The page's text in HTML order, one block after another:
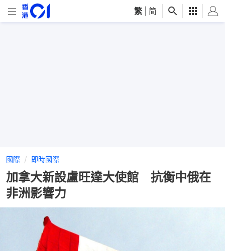
繁 简
國際 即時國際
加拿大新設盧旺達大使館 抗衡中俄在
非洲影響力